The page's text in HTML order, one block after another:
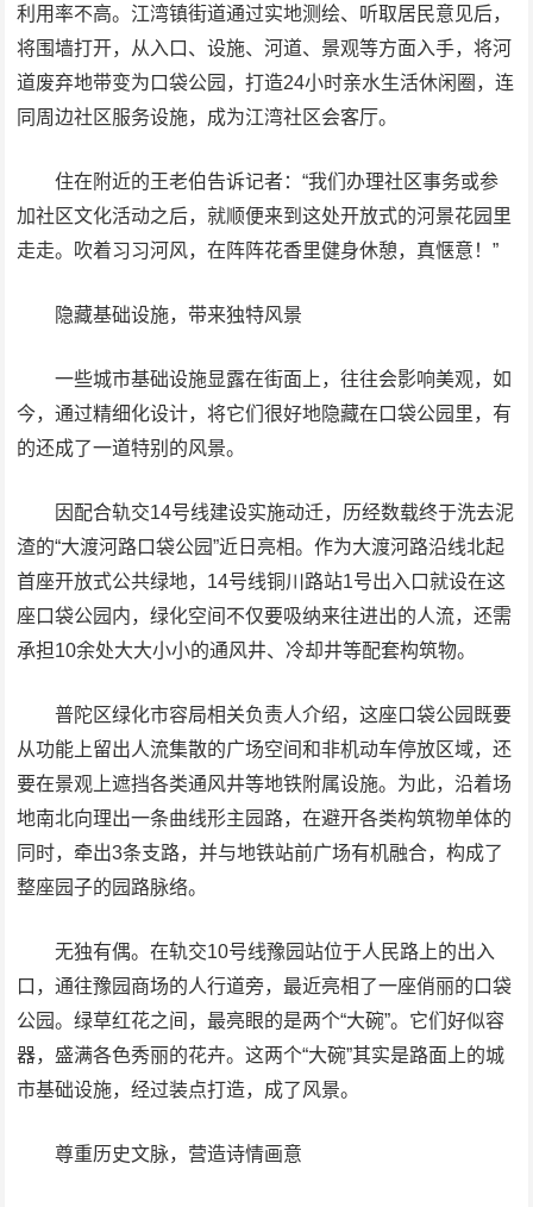
利用率不高。江湾镇街道通过实地测绘、听取居民意见后，
将围墙打开，从入口、设施、河道、景观等方面入手，将河
道废弃地带变为口袋公园，打造24小时亲水生活休闲圈，连
同周边社区服务设施，成为江湾社区会客厅。
住在附近的王老伯告诉记者：“我们办理社区事务或参
加社区文化活动之后，就顺便来到这处开放式的河景花园里
走走。吹着习习河风，在阵阵花香里健身休憩，真惬意！”
隐藏基础设施，带来独特风景
一些城市基础设施显露在街面上，往往会影响美观，如
今，通过精细化设计，将它们很好地隐藏在口袋公园里，有
的还成了一道特别的风景。
因配合轨交14号线建设实施动迁，历经数载终于洗去泥
渣的“大渡河路口袋公园”近日亮相。作为大渡河路沿线北起
首座开放式公共绿地，14号线铜川路站1号出入口就设在这
座口袋公园内，绿化空间不仅要吸纳来往进出的人流，还需
承担10余处大大小小的通风井、冷却井等配套构筑物。
普陀区绿化市容局相关负责人介绍，这座口袋公园既要
从功能上留出人流集散的广场空间和非机动车停放区域，还
要在景观上遮挡各类通风井等地铁附属设施。为此，沿着场
地南北向理出一条曲线形主园路，在避开各类构筑物单体的
同时，牵出3条支路，并与地铁站前广场有机融合，构成了
整座园子的园路脉络。
无独有偶。在轨交10号线豫园站位于人民路上的出入
口，通往豫园商场的人行道旁，最近亮相了一座俏丽的口袋
公园。绿草红花之间，最亮眼的是两个“大碗”。它们好似容
器，盛满各色秀丽的花卉。这两个“大碗”其实是路面上的城
市基础设施，经过装点打造，成了风景。
尊重历史文脉，营造诗情画意